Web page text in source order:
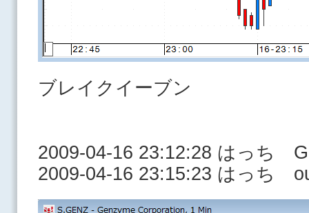
ブレイクイーブン
2009-04-16 23:12:28 はっち
2009-04-16 23:15:23 はっち